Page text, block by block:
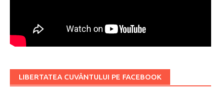
LIBERTATEA CUVÂNTULUI PE FACEBOOK